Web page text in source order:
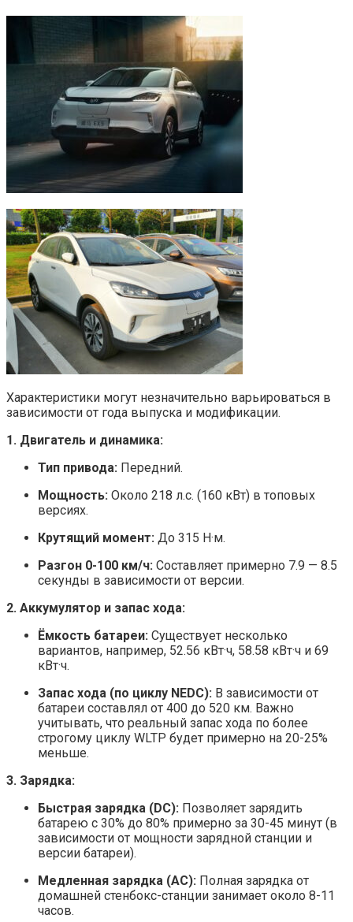
Характеристики могут незначительно варьироваться в
зависимости от года выпуска и модификации.
1. Двигатель и динамика:
Тип привода: Передний.
Мощность: Около 218 л.с. (160 кВт) в топовых
версиях.
Крутящий момент: До 315 Н·м.
Разгон 0-100 км/ч: Составляет примерно 7.9 — 8.5
секунды в зависимости от версии.
2. Аккумулятор и запас хода:
Ёмкость батареи: Существует несколько
вариантов, например, 52.56 кВт·ч, 58.58 кВт·ч и 69
кВт·ч.
Запас хода (по циклу NEDC): В зависимости от
батареи составлял от 400 до 520 км. Важно
учитывать, что реальный запас хода по более
строгому циклу WLTP будет примерно на 20-25%
меньше.
3. Зарядка:
Быстрая зарядка (DC): Позволяет зарядить
батарею с 30% до 80% примерно за 30-45 минут (в
зависимости от мощности зарядной станции и
версии батареи).
Медленная зарядка (AC): Полная зарядка от
домашней стенбокс-станции занимает около 8-11
часов.